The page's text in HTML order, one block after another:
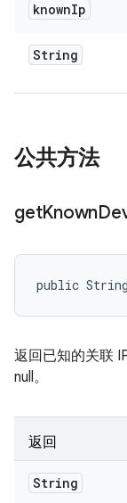
knownIp
String
公共方法
getKnown
public String
返回已知的关联
null。
返回
String